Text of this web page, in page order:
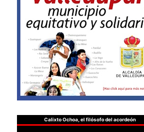
Calixto Ochoa, el filósofo del acordeón